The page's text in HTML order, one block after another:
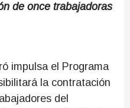
de once trabajadoras
impulsa el Programa
la contratación
del